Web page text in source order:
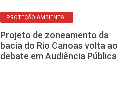
PROTEÇÃO AMBIENTAL
Projeto de zoneamento da
bacia do Rio Canoas volta ao
debate em Audiência Pública